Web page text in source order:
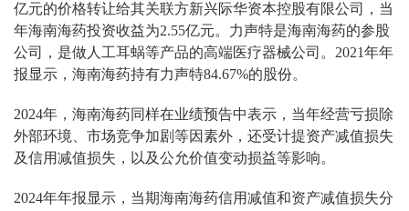
亿元的价格转让给其关联方新兴际华资本控股有限公司，当
年海南海药投资收益为2.55亿元。力声特是海南海药的参股
公司，是做人工耳蜗等产品的高端医疗器械公司。2021年年
报显示，海南海药持有力声特84.67%的股份。
2024年，海南海药同样在业绩预告中表示，当年经营亏损除
外部环境、市场竞争加剧等因素外，还受计提资产减值损失
及信用减值损失，以及公允价值变动损益等影响。
2024年年报显示，当期海南海药信用减值和资产减值损失分